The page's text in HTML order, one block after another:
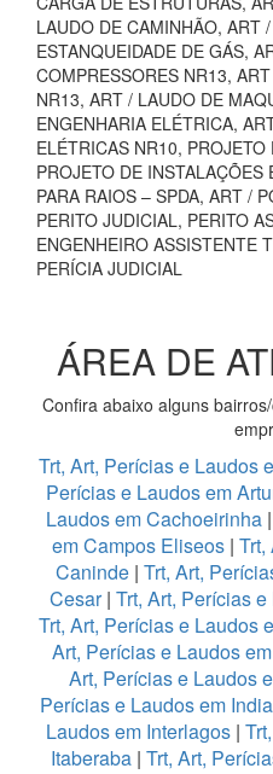
LAUDO DE CAMINHÃO, ART
ESTANQUEIDADE DE GÁS,
COMPRESSORES NR13,
NR13, ART / LAUDO DE
ENGENHARIA ELÉTRICA,
ELÉTRICAS NR10,
PROJETO DE
PARA RAIOS – SPDA, ART /
PERITO JUDICIAL, PERITO
ENGENHEIRO ASSISTENTE
PERÍCIA JUDICIAL
ÁREA DE
Confira abaixo alguns
Trt, Art, Perícias e Laudos
Perícias e Laudos em
Laudos em Cachoeirinha|
em Campos Eliseos | Trt,
Caninde | Trt, Art,
Cesar| Trt, Art, Perícias
Trt, Art, Perícias e Laudos
Art, Perícias e Laudos
Art, Perícias e Laudos
Perícias e Laudos em
Laudos em Interlagos|
Itaberaba| Trt, Art,